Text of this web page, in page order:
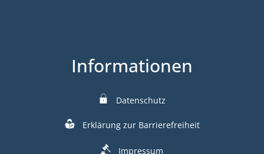
Informationen
Datenschutz
Erklärung zur Barrierefreiheit
Impressum